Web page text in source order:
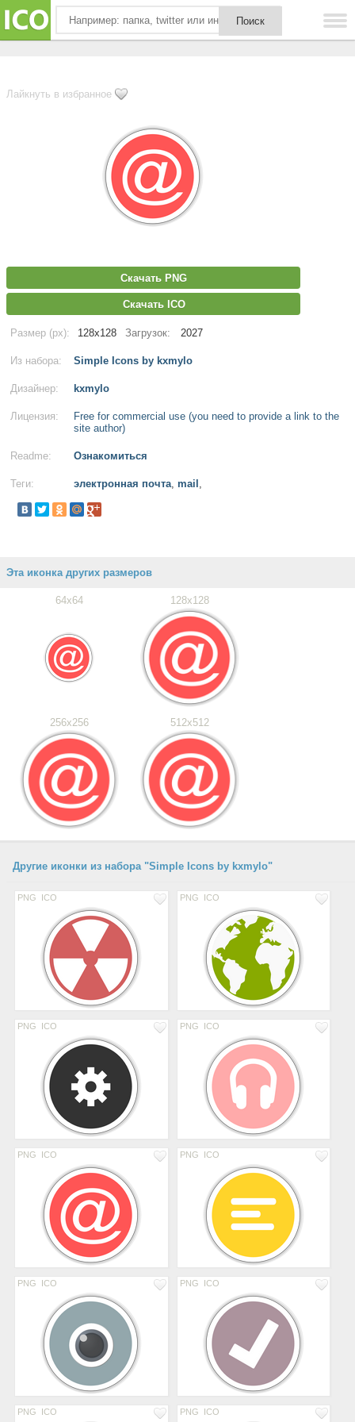
Лайкнуть в избранное
Скачать PNG
Скачать ICO
Размер (px): 128x128 Загрузок: 2027
Из набора: Simple Icons by kxmylo
Дизайнер: kxmylo
Лицензия:
Free for commercial use (you need to provide a link to the
site author)
Readme: Ознакомиться
Теги: электронная почта, mail ,
Эта иконка других размеров
64x64 128x128
256x256 512x512
Другие иконки из набора "Simple Icons by kxmylo"
PNG ICO PNG ICO
PNG ICO PNG ICO
PNG ICO PNG ICO
PNG ICO PNG ICO
PNG ICO PNG ICO